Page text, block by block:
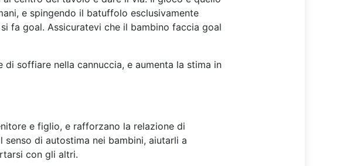
e spingendo il batuffolo esclusivamente
fa goal. Assicuratevi che il bambino faccia goal
soffiare nella cannuccia, e aumenta la stima in
e figlio, e rafforzano la relazione di
di autostima nei bambini, aiutarli a
con gli altri.